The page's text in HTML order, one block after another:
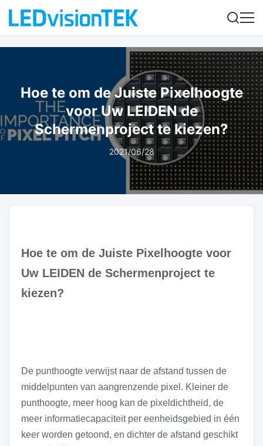
Hoe te om de Juiste Pixelhoogte
voor Uw LEIDEN de
Schermenproject te kiezen?
2021/06/28
Hoe te om de Juiste Pixelhoogte voor
Uw LEIDEN de Schermenproject te
kiezen?
De punthoogte verwijst naar de afstand tussen de
middelpunten van aangrenzende pixel. Kleiner de
punthoogte, meer hoog kan de pixeldichtheid, de
meer informatiecapaciteit per eenheidsgebied in één
keer worden getoond, en dichter de afstand geschikt